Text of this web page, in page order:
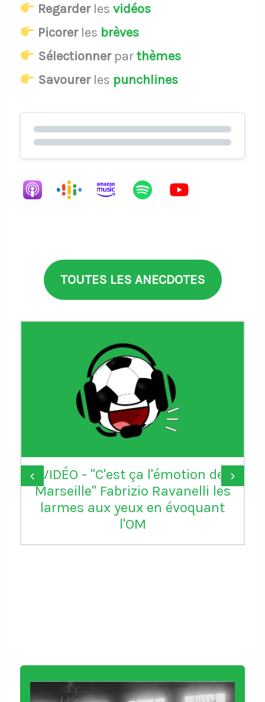
Regarderles vidéos
Picorerles brèves
Sélectionnerparthèmes
Savourerles punchlines
TOUTES LES ANECDOTES
VIDÉO - "C'est ça l'émotion de
Marseille" Fabrizio Ravanelli les
larmes aux yeux en évoquant
l'OM
‹ ›